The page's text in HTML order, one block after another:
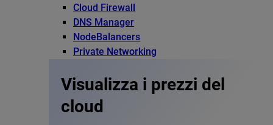
Cloud Firewall
DNS Manager
NodeBalancers
Private Networking
Visualizza i prezzi del
cloud